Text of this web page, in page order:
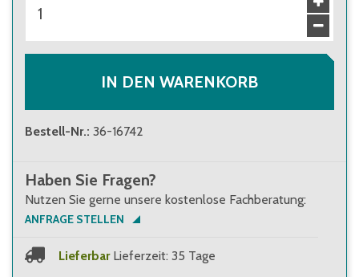
IN DEN WARENKORB
Bestell-Nr.: 36-16742
Haben Sie Fragen?
Nutzen Sie gerne unsere kostenlose Fachberatung:
ANFRAGE STELLEN
Lieferbar Lieferzeit: 35 Tage